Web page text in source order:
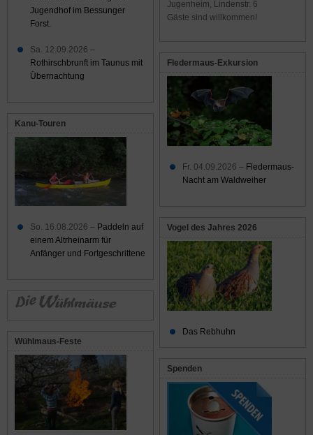
Jugenheim, Lindenstr. 6
Gäste sind willkommen!
Fledermaus-Exkursion
Fr. 04.09.2026 – Fledermaus-
Nacht am Waldweiher
Vogel des Jahres 2026
Das Rebhuhn
Spenden
Jugendhof im Bessunger
Forst.
Sa. 12.09.2026 –
Rothirschbrunft im Taunus mit
Übernachtung
Kanu-Touren
So. 16.08.2026 – Paddeln auf
einem Altrheinarm für
Anfänger und Fortgeschrittene
Wühlmaus-Feste